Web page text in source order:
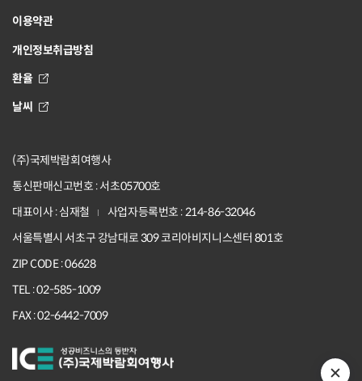
이용약관
개인정보취급방침
환율
날씨
(주)국제박람회여행사
통신판매신고번호 : 서초05700호
대표이사 : 심재철
사업자등록번호 : 214-86-32046
서울특별시 서초구 강남대로 309 코리아비지니스센터 801호
ZIP CODE : 06628
TEL : 02-585-1009
FAX : 02-6442-7009